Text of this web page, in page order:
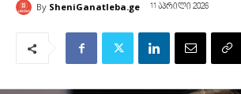
By SheniGanatleba.ge 11 აპრილი 2026